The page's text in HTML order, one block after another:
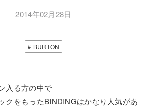
2014年02月28日
BURTON
入る方の中で
クをもったBINDINGはかなり人気があ